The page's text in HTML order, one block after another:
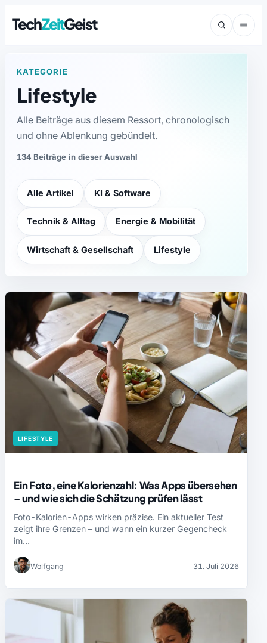
TechZeitGeist
KATEGORIE
Lifestyle
Alle Beiträge aus diesem Ressort, chronologisch
und ohne Ablenkung gebündelt.
134 Beiträge in dieser Auswahl
Alle Artikel KI & Software
Technik & Alltag Energie & Mobilität
Wirtschaft & Gesellschaft Lifestyle
LIFESTYLE
Ein Foto, eine Kalorienzahl: Was Apps übersehen
– und wie sich die Schätzung prüfen lässt
Foto-Kalorien-Apps wirken präzise. Ein aktueller Test
zeigt ihre Grenzen – und wann ein kurzer Gegencheck
im…
Wolfgang 31. Juli 2026